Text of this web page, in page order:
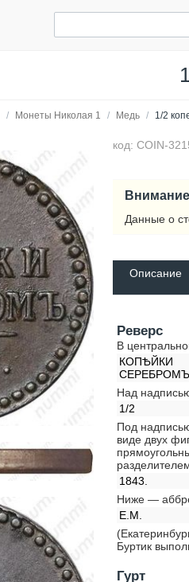
/ Монеты Николая 1 / Медь / 1/2
код: COIN-
Данные о
Описание
Реверс
В
КОПѢЙКИ
СЕРЕБРОМЪ
Над
1/2
Под
виде двух
1843.
Ниже —
Е.М.
Буртик
Гурт